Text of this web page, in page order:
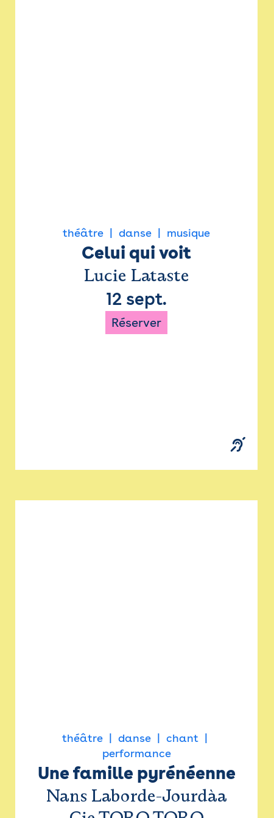
théâtre danse musique
Celui qui voit
Lucie Lataste
12 sept.
Réserver
théâtre danse
chant
performance
Une famille pyrénéenne
Nans Laborde-Jourdàa